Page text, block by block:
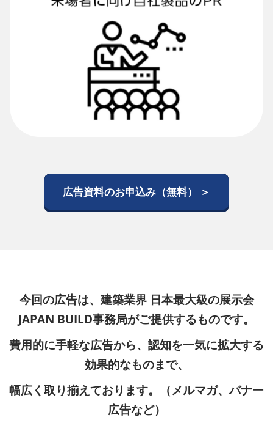
広告資料のお申込み（無料） ＞
今回の広告は、建築業界 日本最大級の展示会
JAPAN BUILD事務局がご提供するものです。
費用的に手軽な広告から、認知を一気に拡大する
効果的なものまで、
幅広く取り揃えております。（メルマガ、バナー
広告など）